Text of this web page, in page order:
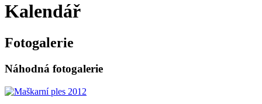
Kalendář
Fotogalerie
Náhodná fotogalerie